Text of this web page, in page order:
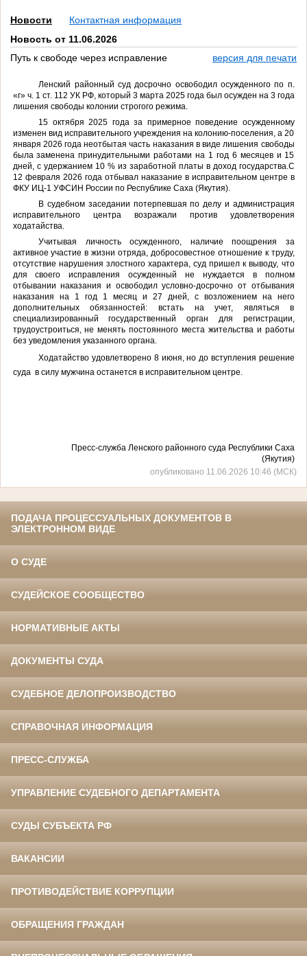
Новости
Контактная информация
Новость от 11.06.2026
Путь к свободе через исправление
версия для печати
Ленский районный суд досрочно освободил осужденногопо п.
«г» ч. 1 ст. 112 УК РФ, который 3 марта 2025 года был осужден на 3 года
лишения свободы колонии строгого режима.
15 октября 2025 годаза примерное поведение осужденному
изменен вид исправительного учреждения на колонию-поселения, а 20
января 2026 годанеотбытая часть наказания в виде лишения свободы
была заменена принудительными работами на 1 год 6 месяцев и 15
дней, с удержанием 10 % из заработной платы в доход государства. С
12 февраля 2026 года отбывал наказание в исправительном центре в
ФКУ ИЦ-1 УФСИН России по Республике Саха (Якутия).
В судебном заседании потерпевшая по делу и администрация
исправительного центра возражали против удовлетворения
ходатайства.
Учитывая личность осужденного, наличиепоощрения за
активное участие в жизни отряда, добросовестное отношение к труду,
отсутствие нарушения злостного характера, суд пришел к выводу, что
для своего исправления осужденный не нуждается в полном
отбывании наказания и освободил условно-досрочно от отбывания
наказания на
1 год 1 месяц и 27 дней , с возложением на него
дополнительных обязанностей: встать на учет, являться в
специализированный государственный орган для регистрации,
трудоустроиться, не менять постоянного места жительства и работы
без уведомления указанного органа.
Ходатайство удовлетворено 8 июня, но до вступления решение
суда в силу мужчина останется в исправительном центре.
Пресс-служба Ленского районного суда Республики Саха
(Якутия)
опубликовано 11.06.2026 10:46 (МСК)
ПОДАЧА ПРОЦЕССУАЛЬНЫХ ДОКУМЕНТОВ В
ЭЛЕКТРОННОМ ВИДЕ
О СУДЕ
СУДЕЙСКОЕ СООБЩЕСТВО
НОРМАТИВНЫЕ АКТЫ
ДОКУМЕНТЫ СУДА
СУДЕБНОЕ ДЕЛОПРОИЗВОДСТВО
СПРАВОЧНАЯ ИНФОРМАЦИЯ
ПРЕСС-СЛУЖБА
УПРАВЛЕНИЕ СУДЕБНОГО ДЕПАРТАМЕНТА
СУДЫ СУБЪЕКТА РФ
ВАКАНСИИ
ПРОТИВОДЕЙСТВИЕ КОРРУПЦИИ
ОБРАЩЕНИЯ ГРАЖДАН